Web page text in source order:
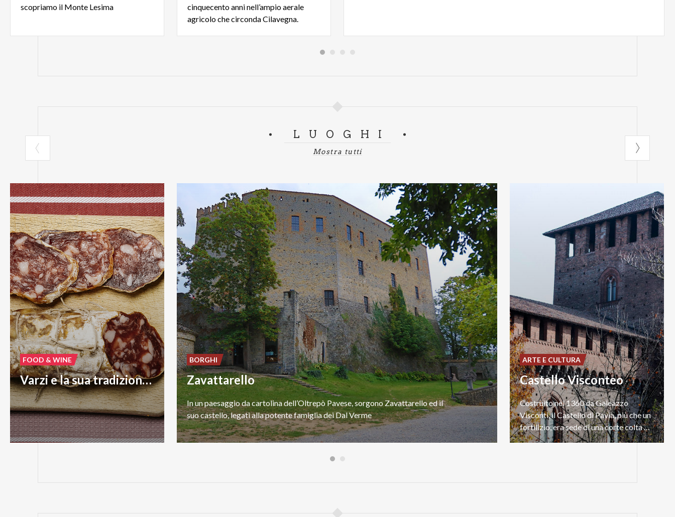
scopriamo il Monte Lesima
cinquecento anni nell’ampio aerale
agricolo che circonda Cilavegna.
LUOGHI
Mostra tutti
Varzi e la sua tradizione gastronomica
FOOD & WINE
Zavattarello
Inunpaesaggiodacartolinadell’Oltrepò Pavese, sorgono Zavattarelloedil
suocastello,legatiallapotentefamigliadei DalVerme
BORGHI
Castello Visconteo
Costruito nel 1360 da Galeazzo
Visconti, il Castello di Pavia, più che un
fortilizio, era sede di una corte colta e raffinata.
ARTE E CULTURA